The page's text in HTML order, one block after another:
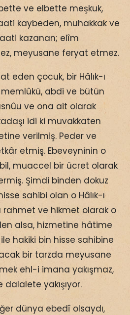
ve elbette meşkuk,
kaybeden, muhakkak ve
kazanan; elîm
meyusane feryat etmez.
eden çocuk, bir Hâlık-ı
memlûkü, abdi ve bütün
ve ona ait olarak
idi ki muvakkaten
verilmiş. Peder ve
etmiş. Ebeveyninin o
muaccel bir ücret olarak
Şimdi binden dokuz
sahibi olan o Hâlık-ı
rahmet ve hikmet olarak o
alsa, hizmetine hâtime
hakiki bin hisse sahibine
bir tarzda meyusane
ehl-i imana yakışmaz,
yakışıyor.
dünya ebedî olsaydı,